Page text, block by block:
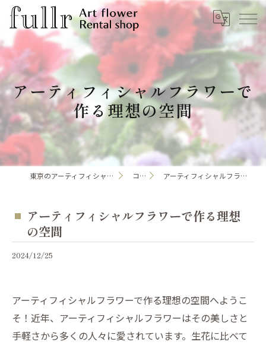
アーティフィシャルフラワーで
作る理想の空間
東京のアーティフィシャルフラワーならfullr コラム アーティフィシャルフラワーで作る理想の空間
アーティフィシャルフラワーで作る理想
の空間
2024/12/25
アーティフィシャルフラワーで作る理想の空間へようこ
そ！近年、アーティフィシャルフラワーはその美しさと
手軽さから多くの人々に愛されています。生花に比べて